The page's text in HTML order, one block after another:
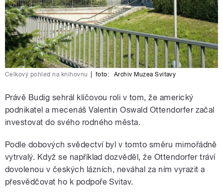
Celkový pohled na knihovnu foto: Archiv Muzea Svitavy
Právě Budig sehrál klíčovou roli v tom, že americký
podnikatel a mecenáš Valentin Oswald Ottendorfer začal
investovat do svého rodného města.
Podle dobových svědectví byl v tomto směru mimořádně
vytrvalý. Když se například dozvěděl, že Ottendorfer tráví
dovolenou v českých lázních, neváhal za ním vyrazit a
přesvědčovat ho k podpoře Svitav.